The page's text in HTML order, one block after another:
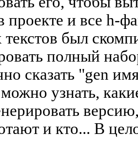
проекте и все h-
текстов был
полный
сказать "gen
можно узнать,
и кто... В